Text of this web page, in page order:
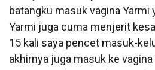
batangku masuk vagina Yarmi
Yarmi juga cuma menjerit
15 kali saya pencet masuk-
akhirnya juga masuk ke